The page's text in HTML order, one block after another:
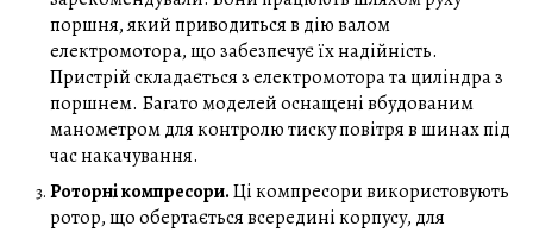
поршня, який приводиться в дію валом
електромотора, що забезпечує їх надійність.
Пристрій складається з електромотора та циліндра з
поршнем. Багато моделей оснащені вбудованим
манометром для контролю тиску повітря в шинах під
час накачування.
Роторні компресори.Ці компресори використовують
ротор, що обертається всередині корпусу, для